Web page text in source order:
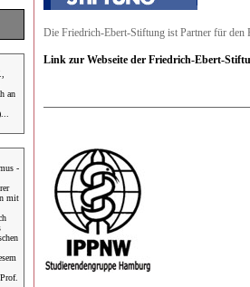
an
-
mit
Die Friedrich-Ebert-Stiftung ist Partner für den
Link zur Webseite der Friedrich-Ebert-